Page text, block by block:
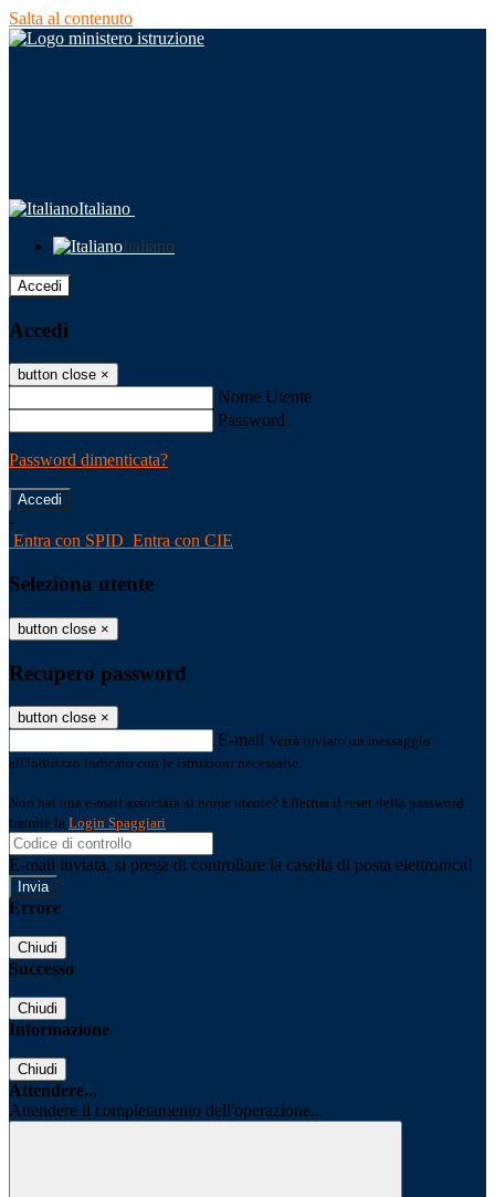
Salta al contenuto
Italiano
Italiano
Accedi
Accedi
button close ×
Nome Utente
Password
Password dimenticata?
-
Entra con SPID Entra con CIE
Seleziona utente
button close ×
Recupero password
button close ×
E-mail Verrà inviato un messaggio
all'indirizzo indicato con le istruzioni necessarie.
Non hai una e-mail associata al nome utente? Effettua il reset della password
tramite la Login Spaggiari
E-mail inviata, si prega di controllare la casella di posta elettronica!
Errore
Chiudi
Successo
Chiudi
Informazione
Chiudi
Attendere...
Attendere il completamento dell'operazione...